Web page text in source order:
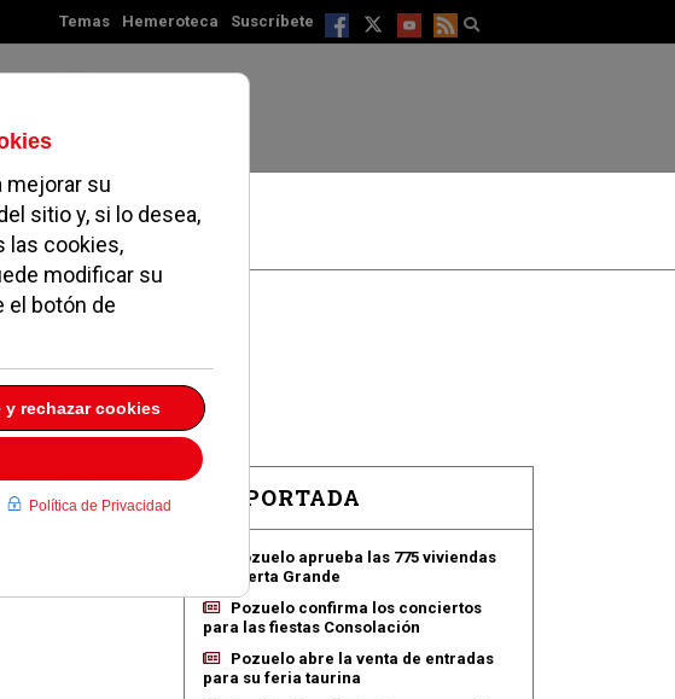
Temas Hemeroteca Suscríbete
SERVICIOS
EN PORTADA
Pozuelo aprueba las 775 viviendas
de Huerta Grande
Pozuelo confirma los conciertos
para las fiestas Consolación
Pozuelo abre la venta de entradas
para su feria taurina